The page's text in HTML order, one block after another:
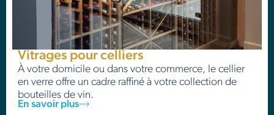
Vitrages pour celliers
À votre domicile ou dans votre commerce, le cellier
en verre offre un cadre raffiné à votre collection de
bouteilles de vin.
En savoir plus